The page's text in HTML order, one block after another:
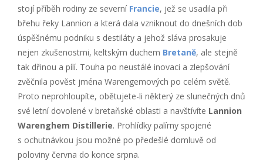
stojí příběh rodiny ze severní Francie, jež se usadila při
břehu řeky Lannion a která dala vzniknout do dnešních dob
úspěšnému podniku s destiláty a jehož sláva prosakuje
nejen zkušenostmi, keltským duchem Bretaně, ale stejně
tak dřinou a pílí. Touha po neustálé inovaci a zlepšování
zvěčnila pověst jména Warengemových po celém světě.
Proto neprohloupíte, obětujete-li některý ze slunečných dnů
své letní dovolené v bretaňské oblasti a navštívíte Lannion
Warenghem Distillerie. Prohlídky palírny spojené
s ochutnávkou jsou možné po předešlé domluvě od
poloviny června do konce srpna.